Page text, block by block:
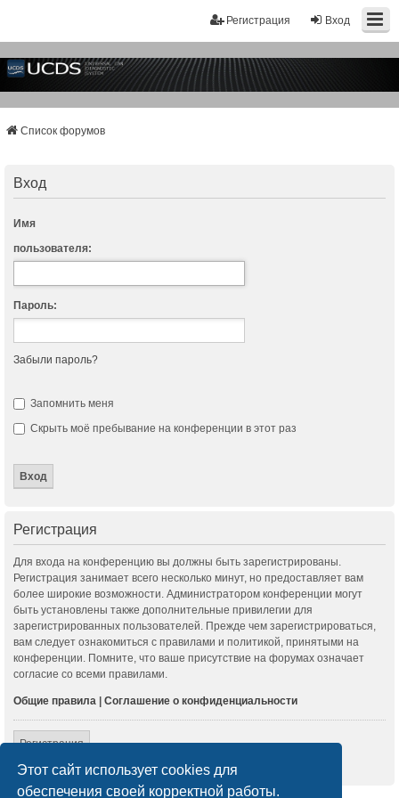
Этот сайт использует cookies для
обеспечения своей корректной работы.
Вход
Регистрация
Список форумов
Вход
Имя
пользователя:
Пароль:
Забыли пароль?
Запомнить меня
Скрыть моё пребывание на конференции в этот раз
Регистрация
Для входа на конференцию вы должны быть зарегистрированы.
Регистрация занимает всего несколько минут, но предоставляет вам
более широкие возможности. Администратором конференции могут
быть установлены также дополнительные привилегии для
зарегистрированных пользователей. Прежде чем зарегистрироваться,
вам следует ознакомиться с правилами и политикой, принятыми на
конференции. Помните, что ваше присутствие на форумах означает
согласие со всеми правилами.
Общие правила Соглашение о конфиденциальности
Регистрация